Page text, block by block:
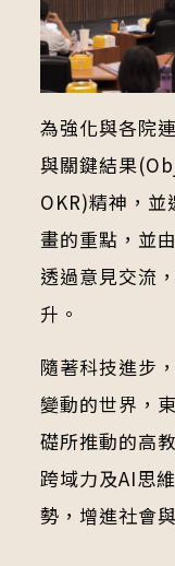
為強化與各院
與關鍵結果
OKR)精神，並
畫的重點，並
透過意見交流
升。
隨著科技進步
變動的世界，
礎所推動的高
跨域力及AI思
勢，增進社會